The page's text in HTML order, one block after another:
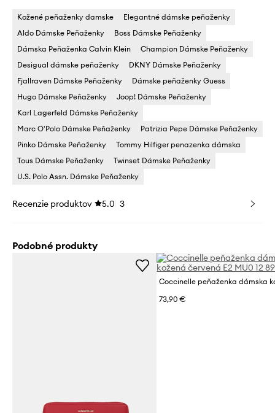
Kožené peňaženky damske
Elegantné dámske peňaženky
Aldo Dámske Peňaženky
Boss Dámske Peňaženky
Dámska Peňaženka Calvin Klein
Champion Dámske Peňaženky
Desigual dámske peňaženky
DKNY Dámske Peňaženky
Fjallraven Dámske Peňaženky
Dámske peňaženky Guess
Hugo Dámske Peňaženky
Joop! Dámske Peňaženky
Karl Lagerfeld Dámske Peňaženky
Marc O'Polo Dámske Peňaženky
Patrizia Pepe Dámske Peňaženky
Pinko Dámske Peňaženky
Tommy Hilfiger penazenka dámska
Tous Dámske Peňaženky
Twinset Dámske Peňaženky
U.S. Polo Assn. Dámske Peňaženky
Recenzie produktov 5.0 3
Podobné produkty
Coccinelle peňaženka dámska
73,90 €